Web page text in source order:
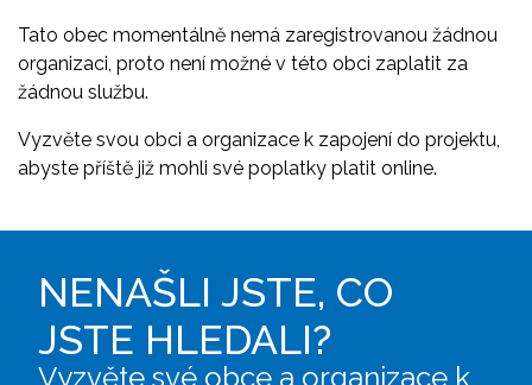
Tato obec momentálně nemá zaregistrovanou žádnou
organizaci, proto není možné v této obci zaplatit za
žádnou službu.
Vyzvěte svou obci a organizace k zapojení do projektu,
abyste příště již mohli své poplatky platit online.
NENAŠLI JSTE, CO
JSTE HLEDALI?
Vyzvěte své obce a organizace k